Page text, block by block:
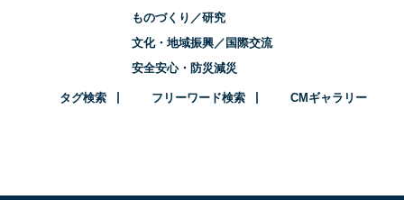
ものづくり／研究
文化・地域振興／国際交流
安全安心・防災減災
タグ検索 フリーワード検索 CMギャラリー